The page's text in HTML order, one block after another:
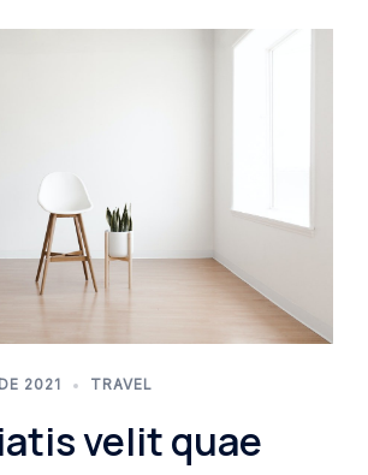
2021 TRAVEL
velit quae